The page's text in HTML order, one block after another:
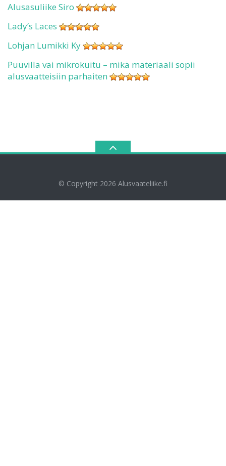
Alusasuliike Siro
Lady’s Laces
Lohjan Lumikki Ky
Puuvilla vai mikrokuitu – mikä materiaali sopii
alusvaatteisiin parhaiten
© Copyright 2026 Alusvaateliike.fi